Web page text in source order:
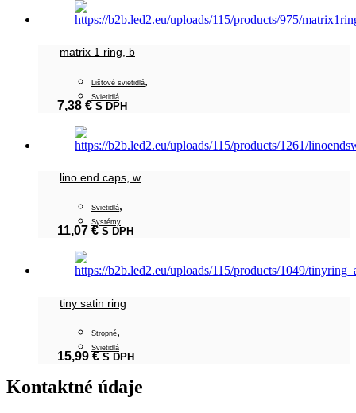
matrix 1 ring, b
Lištové svietidlá,
Svietidlá
7,38 € S DPH
lino end caps, w
Svietidlá,
Systémy
11,07 € S DPH
tiny satin ring
Stropné,
Svietidlá
15,99€ S DPH
Kontaktné údaje